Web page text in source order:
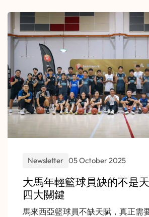
Newsletter 05 October 2025
大馬年輕籃球員缺的不是
四大關鍵
馬來西亞籃球員不缺天賦，真正需